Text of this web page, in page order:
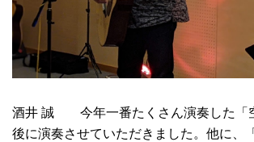
酒井 誠 今年一番たくさん演奏した「
後に演奏させていただきました。他に、